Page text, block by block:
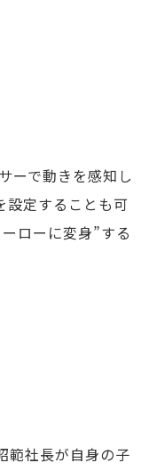
ーで動きを感知し
設定することも可
ローに変身”する
範社長が自身の子